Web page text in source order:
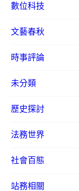
數位科技
文藝春秋
時事評論
未分類
歷史探討
法務世界
社會百態
站務相關